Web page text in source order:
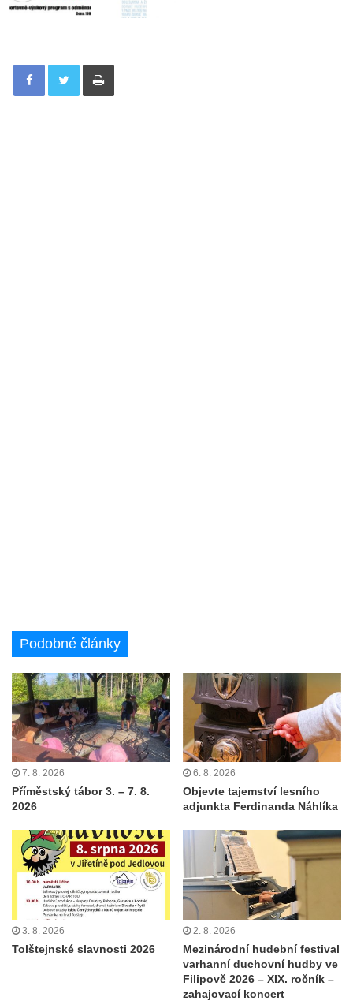
Tisknout
Podobné články
7. 8. 2026
Příměstský tábor 3. – 7. 8.
2026
6. 8. 2026
Objevte tajemství lesního
adjunkta Ferdinanda Náhlíka
3. 8. 2026
Tolštejnské slavnosti 2026
2. 8. 2026
Mezinárodní hudební festival
varhanní duchovní hudby ve
Filipově 2026 – XIX. ročník –
zahajovací koncert